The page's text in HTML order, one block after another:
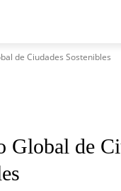
de Ciudades Sostenibles
Global de